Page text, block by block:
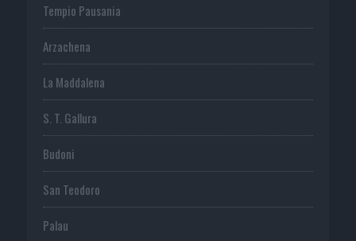
Tempio Pausania
Arzachena
La Maddalena
S. T. Gallura
Budoni
San Teodoro
Palau